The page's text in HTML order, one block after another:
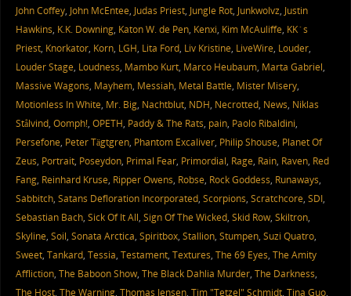
John Coffey, John McEntee, Judas Priest, Jungle Rot, Junkwolvz, Justin
Hawkins, K.K. Downing, Katon W. de Pen, Kenxi, Kim McAuliffe, KK´s
Priest, Knorkator, Korn, LGH, Lita Ford, Liv Kristine, LiveWire, Louder,
Louder Stage, Loudness, Mambo Kurt, Marco Heubaum, Marta Gabriel,
Massive Wagons, Mayhem, Messiah, Metal Battle, Mister Misery,
Motionless In White, Mr. Big, Nachtblut, NDH, Necrotted, News, Niklas
Stålvind, Oomph!, OPETH, Paddy & The Rats, pain, Paolo Ribaldini,
Persefone, Peter Tägtgren, Phantom Excaliver, Philip Shouse, Planet Of
Zeus, Portrait, Poseydon, Primal Fear, Primordial, Rage, Rain, Raven, Red
Fang, Reinhard Kruse, Ripper Owens, Robse, Rock Goddess, Runaways,
Sabbitch, Satans Defloration Incorporated, Scorpions, Scratchcore, SDI,
Sebastian Bach, Sick Of It All, Sign Of The Wicked, Skid Row, Skiltron,
Skyline, Soil, Sonata Arctica, Spiritbox, Stallion, Stumpen, Suzi Quatro,
Sweet, Tankard, Tessia, Testament, Textures, The 69 Eyes, The Amity
Affliction, The Baboon Show, The Black Dahlia Murder, The Darkness,
The Host, The Warning, Thomas Jensen, Tim "Tetzel" Schmidt, Tina Guo,